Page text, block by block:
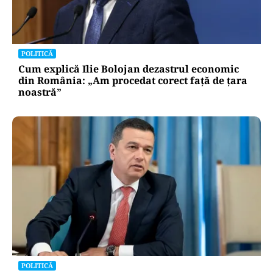
POLITICĂ
Cum explică Ilie Bolojan dezastrul economic
din România: „Am procedat corect față de țara
noastră”
POLITICĂ